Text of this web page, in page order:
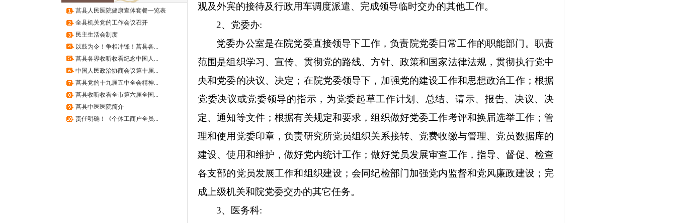
莒县人民医院健康查体套餐一览表
全县机关党的工作会议召开
民主生活会制度
以鼓为令！争相冲锋！莒县各...
莒县各界收听收看纪念中国人...
中国人民政治协商会议第十届...
莒县党的十九届五中全会精神...
莒县收听收看全市第六届全国...
莒县中医医院简介
责任明确！《个体工商户全员...
观及外宾的接待及行政用车调度派遣、完成领导临时交办的其他工作。
2、党委办:
党委办公室是在院党委直接领导下工作，负责院党委日常工作的职能部门。职责
范围是组织学习、宣传、贯彻党的路线、方针、政策和国家法律法规，贯彻执行党中
央和党委的决议、决定；在院党委领导下，加强党的建设工作和思想政治工作；根据
党委决议或党委领导的指示，为党委起草工作计划、总结、请示、报告、决议、决
定、通知等文件；根据有关规定和要求，组织做好党委工作考评和换届选举工作；管
理和使用党委印章，负责研究所党员组织关系接转、党费收缴与管理、党员数据库的
建设、使用和维护，做好党内统计工作；做好党员发展审查工作，指导、督促、检查
各支部的党员发展工作和组织建设；会同纪检部门加强党内监督和党风廉政建设；完
成上级机关和院党委交办的其它任务。
3、医务科: